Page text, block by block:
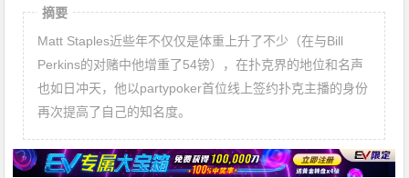
摘要
Matt Staples近些年不仅仅是体重上升了不少（在与Bill
Perkins的对赌中他增重了54镑），在扑克界的地位和名声
也如日冲天，他以partypoker首位线上签约扑克主播的身份
再次提高了自己的知名度。